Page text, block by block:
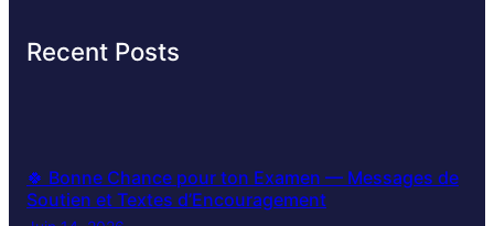
Recent Posts
🍀 Bonne Chance pour ton Examen — Messages de
Soutien et Textes d’Encouragement